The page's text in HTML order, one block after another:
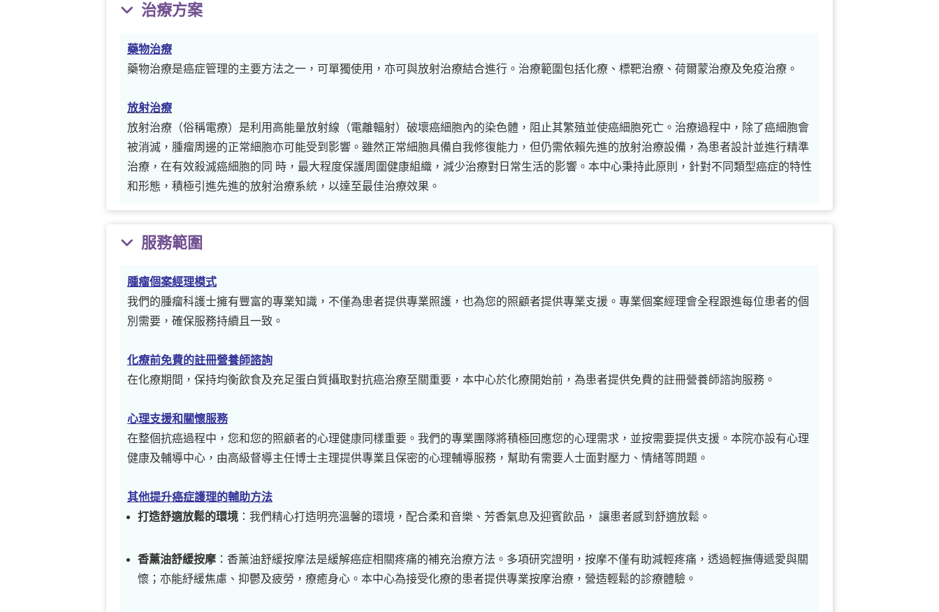
治療方案
藥物治療
藥物治療是癌症管理的主要方法之一，可單獨使用，亦可與放射治療結合進行。治療範圍包括化療、標靶治療、荷爾蒙治療及免疫治療。
放射治療
放射治療（俗稱電療）是利用高能量放射線（電離輻射）破壞癌細胞內的染色體，阻止其繁殖並使癌細胞死亡。治療過程中，除了癌細胞會
被消滅，腫瘤周邊的正常細胞亦可能受到影響。雖然正常細胞具備自我修復能力，但仍需依賴先進的放射治療設備，為患者設計並進行精準
治療，在有效殺滅癌細胞的同 時，最大程度保護周圍健康組織，減少治療對日常生活的影響。本中心秉持此原則，針對不同類型癌症的特性
和形態，積極引進先進的放射治療系統，以達至最佳治療效果。
服務範圍
腫瘤個案經理模式
我們的腫瘤科護士擁有豐富的專業知識，不僅為患者提供專業照護，也為您的照顧者提供專業支援。專業個案經理會全程跟進每位患者的個
別需要，確保服務持續且一致。
化療前免費的註冊營養師諮詢
在化療期間，保持均衡飲食及充足蛋白質攝取對抗癌治療至關重要，本中心於化療開始前，為患者提供免費的註冊營養師諮詢服務。
心理支援和關懷服務
在整個抗癌過程中，您和您的照顧者的心理健康同樣重要。我們的專業團隊將積極回應您的心理需求，並按需要提供支援。本院亦設有心理
健康及輔導中心，由高級督導主任博士主理提供專業且保密的心理輔導服務，幫助有需要人士面對壓力、情緒等問題。
其他提升癌症護理的輔助方法
打造舒適放鬆的環境 ：我們精心打造明亮溫馨的環境，配合柔和音樂、芳香氣息及迎賓飲品， 讓患者感到舒適放鬆。
香薰油舒緩按摩 ：香薰油舒緩按摩法是緩解癌症相關疼痛的補充治療方法。多項研究證明，按摩不僅有助減輕疼痛，透過輕撫傳遞愛與關
懷；亦能紓緩焦慮、抑鬱及疲勞，療癒身心。本中心為接受化療的患者提供專業按摩治療，營造輕鬆的診療體驗。